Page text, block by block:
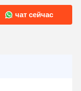
чат сейчас